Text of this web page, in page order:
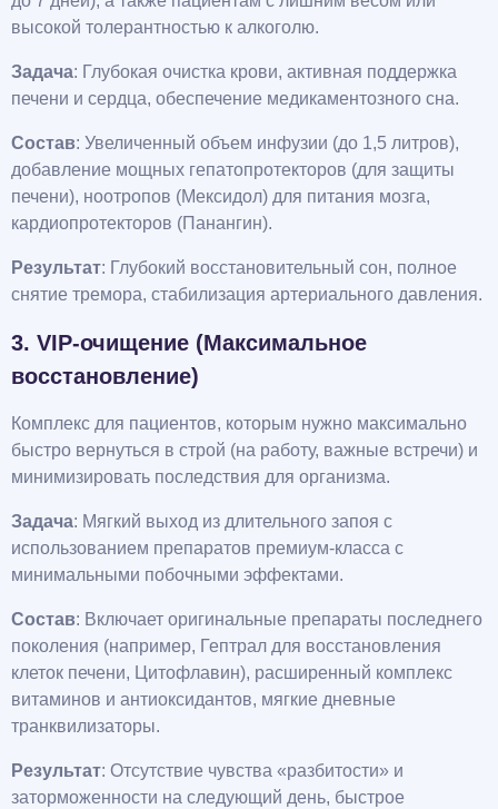
высокой толерантностью к алкоголю.
Задача: Глубокая очистка крови, активная поддержка
печени и сердца, обеспечение медикаментозного сна.
Состав: Увеличенный объем инфузии (до 1,5 литров),
добавление мощных гепатопротекторов (для защиты
печени), ноотропов (Мексидол) для питания мозга,
кардиопротекторов (Панангин).
Результат: Глубокий восстановительный сон, полное
снятие тремора, стабилизация артериального давления.
3. VIP-очищение (Максимальное
восстановление)
Комплекс для пациентов, которым нужно максимально
быстро вернуться в строй (на работу, важные встречи) и
минимизировать последствия для организма.
Задача: Мягкий выход из длительного запоя с
использованием препаратов премиум-класса с
минимальными побочными эффектами.
Состав: Включает оригинальные препараты последнего
поколения (например, Гептрал для восстановления
клеток печени, Цитофлавин), расширенный комплекс
витаминов и антиоксидантов, мягкие дневные
транквилизаторы.
Результат: Отсутствие чувства «разбитости» и
заторможенности на следующий день, быстрое